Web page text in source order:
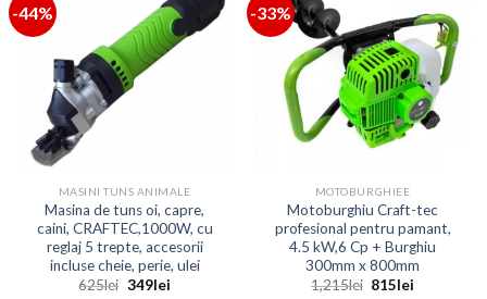
-44%
MASINI TUNS ANIMALE
Masina de tuns oi, capre,
caini, CRAFTEC,1000W, cu
reglaj 5 trepte, accesorii
incluse cheie, perie, ulei
625lei Prețul
349leiPrețul
-33%
MOTOBURGHIEE
Motoburghiu Craft-tec
profesional pentru pamant,
4.5 kW,6 Cp + Burghiu
300mm x 800mm
1,215lei Prețul
815lei